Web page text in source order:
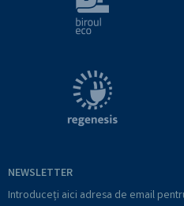
NEWSLETTER
Introduceți aici adresa de email